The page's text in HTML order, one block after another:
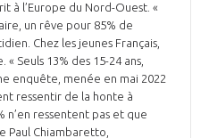
à l’Europe du Nord-Ouest. «
un rêve pour 85% de
Chez les jeunes Français,
Seuls 13% des 15-24 ans,
enquête, menée en mai 2022
ressentir de la honte à
n’en ressentent pas et que
Paul Chiambaretto,